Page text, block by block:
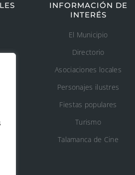
INFORMACIÓN DE
INTERÉS
El Municipio
Directorio
Asociaciones locales
Personajes ilustres
Fiestas populares
Turismo
Talamanca de Cine